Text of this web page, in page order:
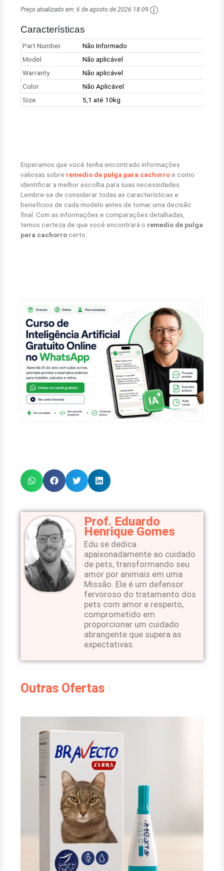
Preço atualizado em:6 de agosto de 2026 18:09
Características
Part Number
Não Informado
Model
Não aplicável
Warranty
Não aplicável
Color
Não Aplicável
Size
5,1 até 10kg
Esperamos que você tenha encontrado informações
valiosas sobre remedio de pulga para cachorroe como
identificar a melhor escolha para suas necessidades.
Lembre-se de considerar todas as características e
benefícios de cada modelo antes de tomar uma decisão
final. Com as informações e comparações detalhadas,
temos certeza de que você encontrará o remedio de pulga
para cachorrocerto.
Prof. Eduardo
Henrique Gomes
Edu se dedica
apaixonadamente ao cuidado
de pets, transformando seu
amor por animais em uma
Missão. Ele é um defensor
fervoroso do tratamento dos
pets com amor e respeito,
comprometido em
proporcionar um cuidado
abrangente que supera as
expectativas.
Outras Ofertas